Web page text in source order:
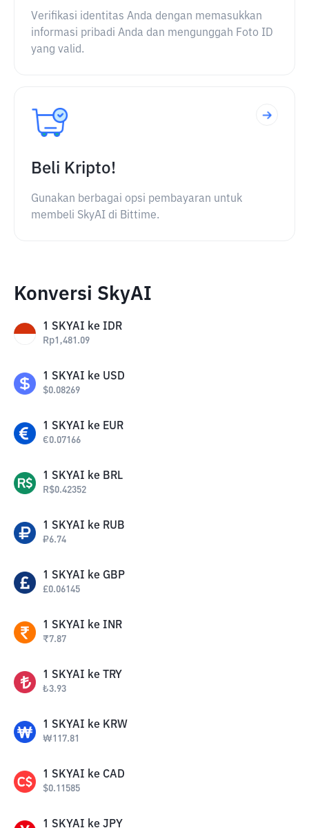
Verifikasi identitas Anda dengan memasukkan
informasi pribadi Anda dan mengunggah Foto ID
yang valid.
Beli Kripto!
Gunakan berbagai opsi pembayaran untuk
membeli SkyAI di Bittime.
Konversi SkyAI
1 SKYAI ke IDR
Rp1,481.09
1 SKYAI ke USD
$0.08269
1 SKYAI ke EUR
€0.07166
1 SKYAI ke BRL
R$0.42352
1 SKYAI ke RUB
₽6.74
1 SKYAI ke GBP
£0.06145
1 SKYAI ke INR
₹7.87
1 SKYAI ke TRY
₺3.93
1 SKYAI ke KRW
₩117.81
1 SKYAI ke CAD
$0.11585
1 SKYAI ke JPY